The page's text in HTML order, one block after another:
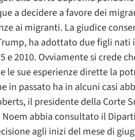
a decidere a favore dei
ai migranti. La giudice
ha adottato due figli nati
e 2010. Ovviamente si crede
le sue esperienze dirette la
in passato ha in alcuni casi
il presidente della Corte
abbia consultato il
agli inizi del mese di